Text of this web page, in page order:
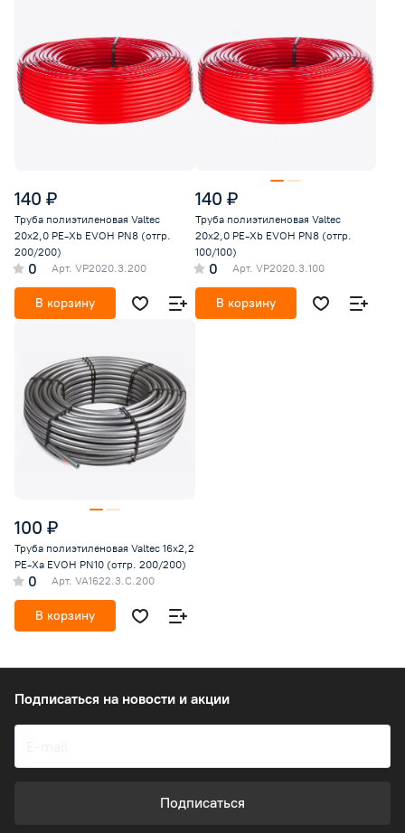
140 ₽
Труба полиэтиленовая Valtec
20x2,0 PE-Xb EVOH PN8 (отгр.
200/200)
0 Арт. VP2020.3.200
В корзину
140 ₽
Труба полиэтиленовая Valtec
20x2,0 PE-Xb EVOH PN8 (отгр.
100/100)
0 Арт. VP2020.3.100
В корзину
100 ₽
Труба полиэтиленовая Valtec 16x2,2
PE-Xa EVOH PN10 (отгр. 200/200)
0 Арт. VA1622.3.C.200
В корзину
Подписаться на новости и акции
Подписаться